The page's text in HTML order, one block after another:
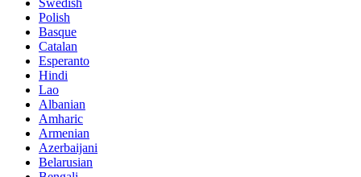
Swedish
Polish
Basque
Catalan
Esperanto
Hindi
Lao
Albanian
Amharic
Armenian
Azerbaijani
Belarusian